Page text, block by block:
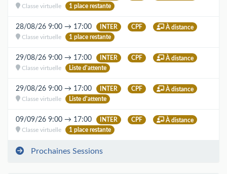
Classe virtuelle
1 place restante
28/08/26 9:00 → 17:00 INTER CPF
À distance
Classe virtuelle
1 place restante
29/08/26 9:00 → 17:00 INTER CPF
À distance
Classe virtuelle
Liste d'attente
29/08/26 9:00 → 17:00 INTER CPF
À distance
Classe virtuelle
Liste d'attente
09/09/26 9:00 → 17:00 INTER CPF
À distance
Classe virtuelle
1 place restante
Prochaines Sessions